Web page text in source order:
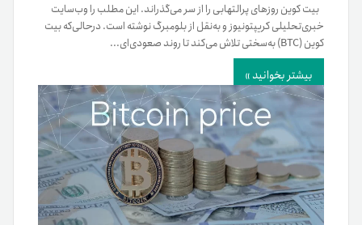
بیت کوین روزهای پر‌التهابی را از سر می‌گذراند. این مطلب را وب‌سایت
خبری‌تحلیلی‌ کریپتونیوز و به‌نقل از بلومبرگ نوشته است. در‌حالی‌که بیت
کوین (BTC) به‌سختی تلاش می‌کند تا روند صعودی‌ای...
بیشتر بخوانید »